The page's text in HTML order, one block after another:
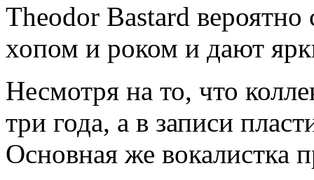
Theodor Bastard
хопом и роком и дают
Несмотря на то, что
три года, а в записи
Основная же вокалистка